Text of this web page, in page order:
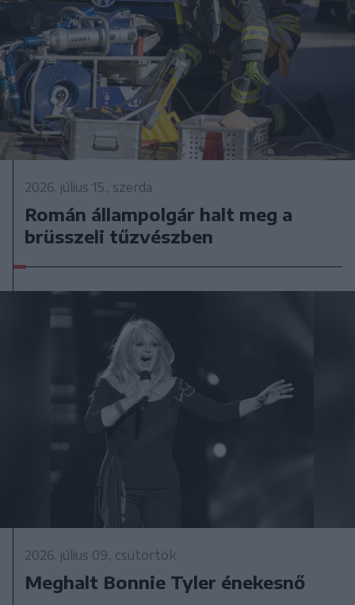
2026. július 15., szerda
Román állampolgár halt meg a
brüsszeli tűzvészben
2026. július 09., csütörtök
Meghalt Bonnie Tyler énekesnő